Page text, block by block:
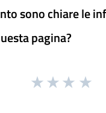
sono chiare le
pagina?